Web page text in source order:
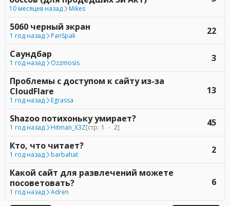
10 месяцев назад Mikes
5060 черный экран
1 год назад PanSpak 22
Саундбар
1 год назад Ozzmosis 3
Проблемы с доступом к сайту из-за
CloudFlare
1 год назад Egrassa
13
Shazoo потихоньку умирает?
1 год назад Hitman_X3Z[стр: 1 - 2] 45
Кто, что читает?
1 год назад barbahat 2
Какой сайт для развлечений можете
посоветовать?
1 год назад Adren
6